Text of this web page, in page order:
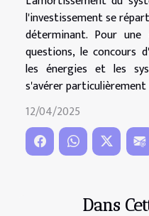
Dans
l'investissement se
déterminant. Pour
questions, le concours
les énergies et les
s'avérer particulièrement
12/04/2025